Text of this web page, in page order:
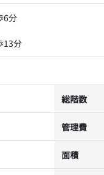
6分
13分
総階数
管理費
面積